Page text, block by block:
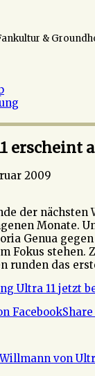
&
erscheint
2009
der nächsten
Monate.
Genua
Fokus stehen.
runden das
Ultra 11 jetzt
Facebook
von